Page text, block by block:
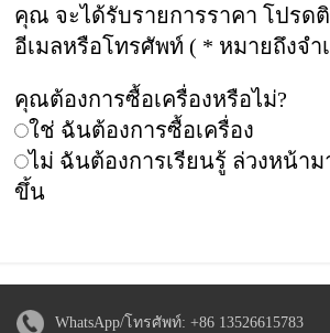
คุณ จะได้รับรายการราคา โปรด
อีเมลหรือโทรศัพท์ ( * หมายถึงจำ
คุณต้องการซื้อเครื่องหรือไม่?
ใช่ ฉันต้องการซื้อเครื่อง
ไม่ ฉันต้องการเรียนรู้ ล่วงหน้าม
ขึ้น
WhatsApp/โทรศัพท์: +86 13526615783